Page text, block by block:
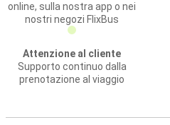
online, sulla nostra app o nei
nostri negozi FlixBus
Attenzione al cliente
Supporto continuo dalla
prenotazione al viaggio